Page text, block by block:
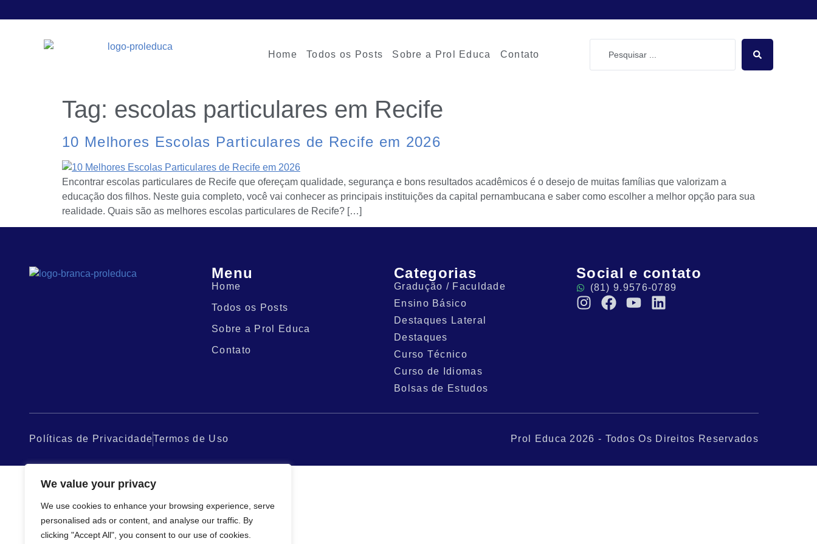
We value your privacy
We use cookies to enhance your browsing experience, serve
personalised ads or content, and analyse our traffic. By
clicking "Accept All", you consent to our use of cookies.
Home Todos os Posts Sobre a Prol Educa Contato
Tag: escolas particulares em Recife
10 Melhores Escolas Particulares de Recife em 2026
Encontrar escolas particulares de Recife que ofereçam qualidade, segurança e bons resultados acadêmicos é o desejo de muitas famílias que valorizam a
educação dos filhos. Neste guia completo, você vai conhecer as principais instituições da capital pernambucana e saber como escolher a melhor opção para sua
realidade. Quais são as melhores escolas particulares de Recife? […]
Menu
Home
Todos os Posts
Sobre a Prol Educa
Contato
Categorias
Gradução / Faculdade
Ensino Básico
Destaques Lateral
Destaques
Curso Técnico
Curso de Idiomas
Bolsas de Estudos
Social e contato
(81) 9.9576-0789
Políticas de PrivacidadeTermos de Uso Prol Educa 2026 - Todos Os Direitos Reservados